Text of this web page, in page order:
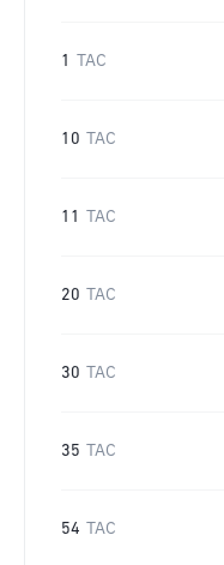
1 TAC
10 TAC
11 TAC
20 TAC
30 TAC
35 TAC
54 TAC